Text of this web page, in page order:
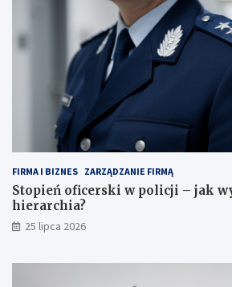
FIRMA I BIZNES ZARZĄDZANIE FIRMĄ
Stopień oficerski w policji – jak
hierarchia?
25 lipca 2026